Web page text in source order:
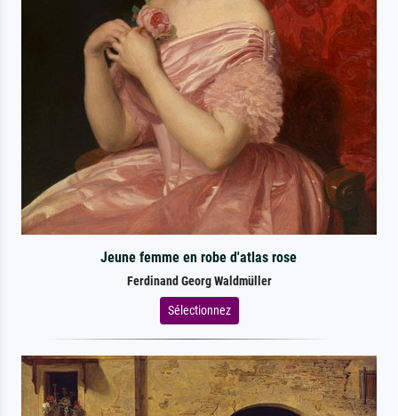
Jeune femme en robe d'atlas rose
Ferdinand Georg Waldmüller
Sélectionnez